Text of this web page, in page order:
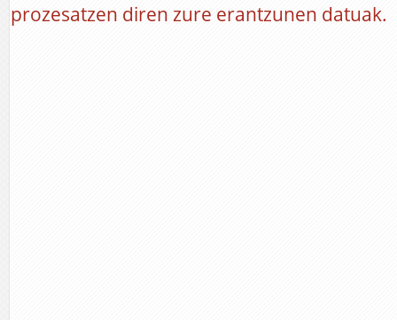
prozesatzen diren zure erantzunen datuak.